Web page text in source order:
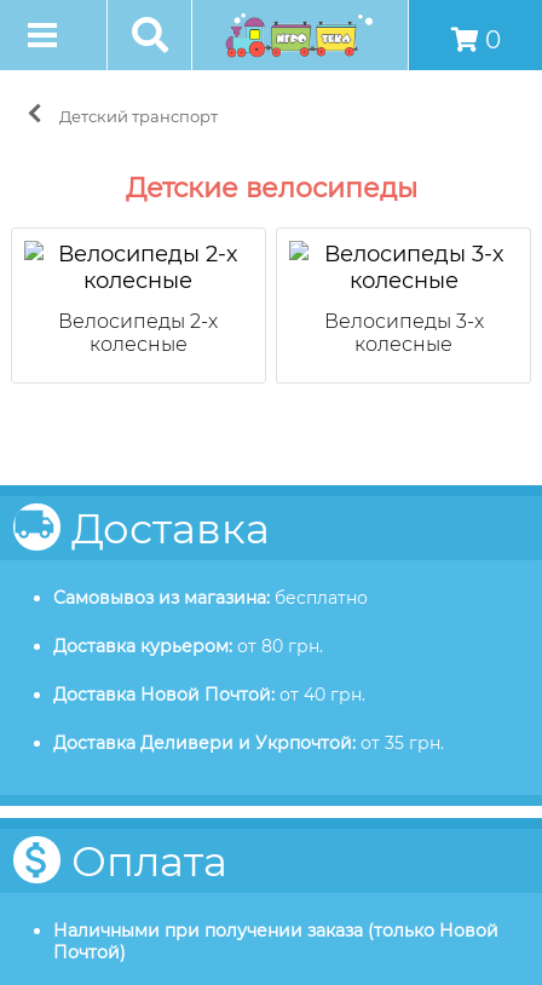
0
Детский транспорт
Детские велосипеды
Велосипеды 2-х
колесные
Велосипеды 3-х
колесные
Доставка
Самовывоз из магазина: бесплатно
Доставка курьером: от 80 грн.
Доставка Новой Почтой: от 40 грн.
Доставка Деливери и Укрпочтой: от 35 грн.
Оплата
Наличными при получении заказа (только Новой
Почтой)